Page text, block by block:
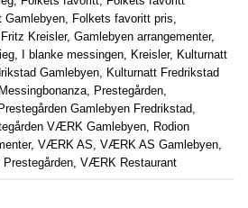
Gamlebyen Folkets favoritt pris
Fritz Kreisler, Gamlebyen arrangementer,
I blanke messingen Kreisler, Kulturnatt
Gamlebyen
Kulturnatt Fredrikstad
Messingbonanza Prestegården
Gamlebyen Fredrikstad
VÆRK Gamlebyen Rodion
, VÆRK AS VÆRK AS Gamlebyen
VÆRK Restaurant